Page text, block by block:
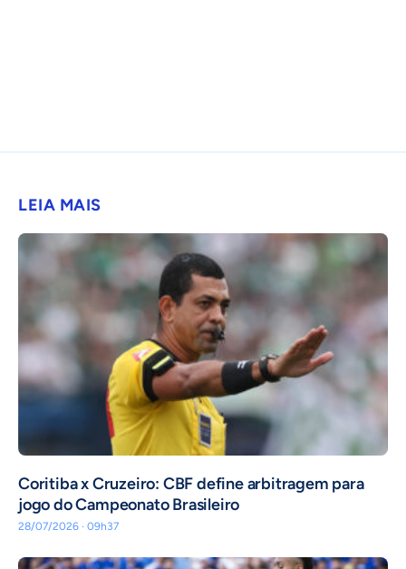
LEIA MAIS
Coritiba x Cruzeiro: CBF define arbitragem para
jogo do Campeonato Brasileiro
28/07/2026 · 09h37